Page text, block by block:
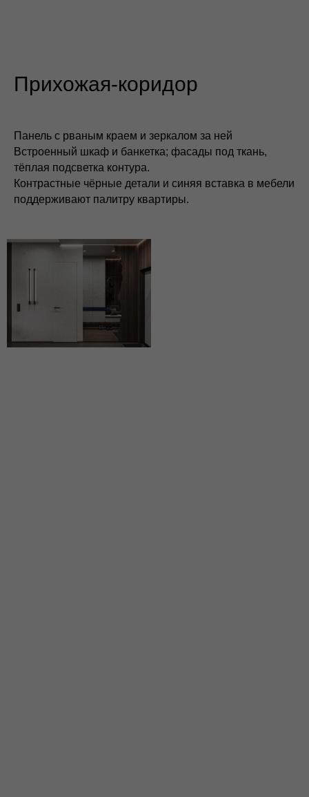
Прихожая-коридор
Панель с рваным краем и зеркалом за ней
Встроенный шкаф и банкетка; фасады под ткань,
тёплая подсветка контура.
Контрастные чёрные детали и синяя вставка в мебели
поддерживают палитру квартиры.